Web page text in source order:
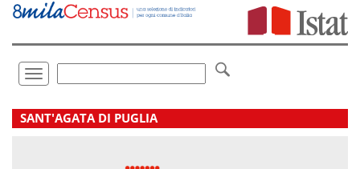
Vai
direttamente
Toggle
navigation
.
SANT'AGATA DI PUGLIA